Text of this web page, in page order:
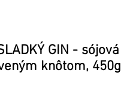
GIN - sójová
knôtom, 450g